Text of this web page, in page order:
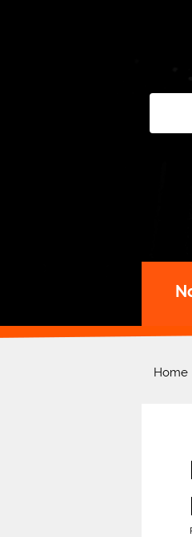
Home